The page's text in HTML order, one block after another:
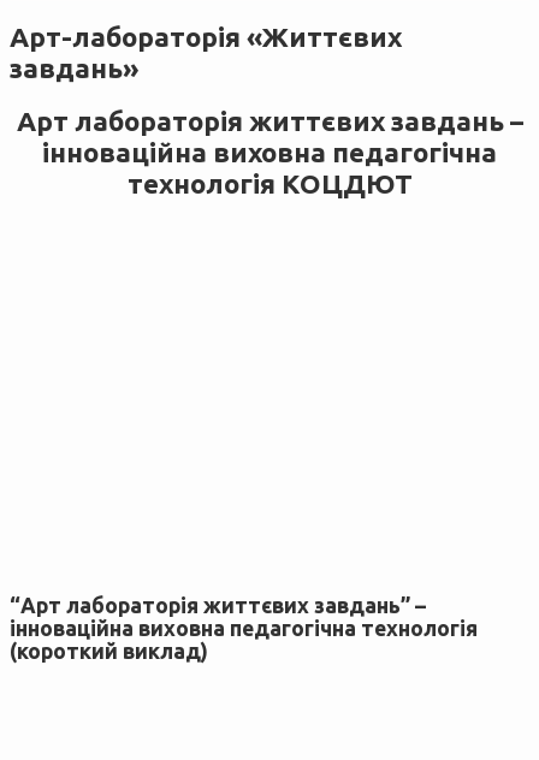
Арт-лабораторія «Життєвих
завдань»
Арт лабораторія життєвих завдань –
інноваційна виховна педагогічна
технологія КОЦДЮТ
“Арт лабораторія життєвих завдань” –
інноваційна виховна педагогічна технологія
(короткий виклад)